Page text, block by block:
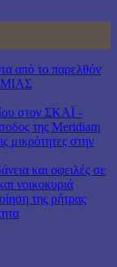
από το παρελθόν
στον ΣΚΑΪ -
της Meridiam
μικρότητες στην
και οφειλές σε
νοικοκυριά
της ρήτρας